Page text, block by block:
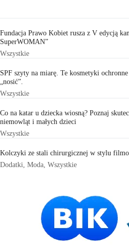
Fundacja Prawo Kobiet rusza z V edycją
SuperWOMAN”
Wszystkie
SPF szyty na miarę. Te kosmetyki
„nosić”.
Wszystkie
Co na katar u dziecka wiosną? Poznaj
niemowląt i małych dzieci
Wszystkie
Kolczyki ze stali chirurgicznej w stylu
Dodatki, Moda, Wszystkie